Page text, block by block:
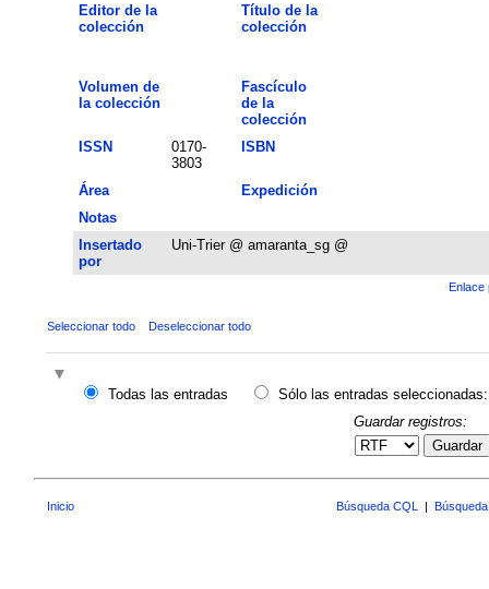
Editor de la
colección
Título de la
colección
Volumen de
la colección
Fascículo
de la
colección
ISSN
0170-
3803
ISBN
Área
Expedición
Notas
Insertado
por
Uni-Trier @ amaranta_sg @
Enlace
Seleccionar todo Deseleccionar todo
Todas las entradas
Sólo las entradas seleccionadas:
Guardar registros:
Guardar
Inicio Búsqueda CQL